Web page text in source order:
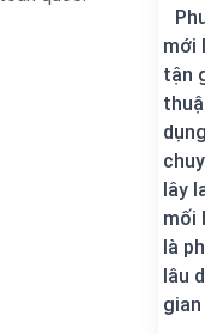
mới
tận
lây
mối
là
lâu